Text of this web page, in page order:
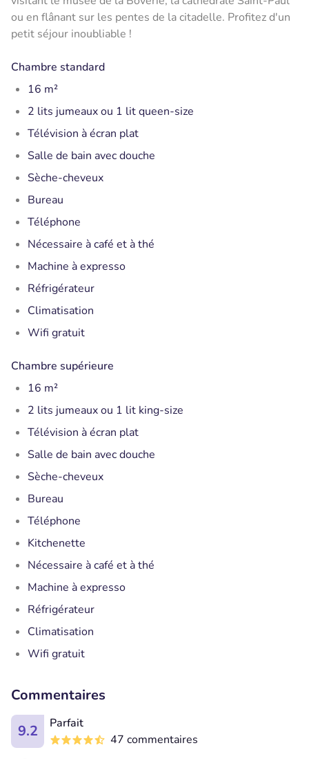
ou en flânant sur les pentes de la citadelle. Profitez d'un
petit séjour inoubliable !
Chambre standard
16 m²
2 lits jumeaux ou 1 lit queen-size
Télévision à écran plat
Salle de bain avec douche
Sèche-cheveux
Bureau
Téléphone
Nécessaire à café et à thé
Machine à expresso
Réfrigérateur
Climatisation
Wifi gratuit
Chambre supérieure
16 m²
2 lits jumeaux ou 1 lit king-size
Télévision à écran plat
Salle de bain avec douche
Sèche-cheveux
Bureau
Téléphone
Kitchenette
Nécessaire à café et à thé
Machine à expresso
Réfrigérateur
Climatisation
Wifi gratuit
Commentaires
9.2
Parfait
47 commentaires